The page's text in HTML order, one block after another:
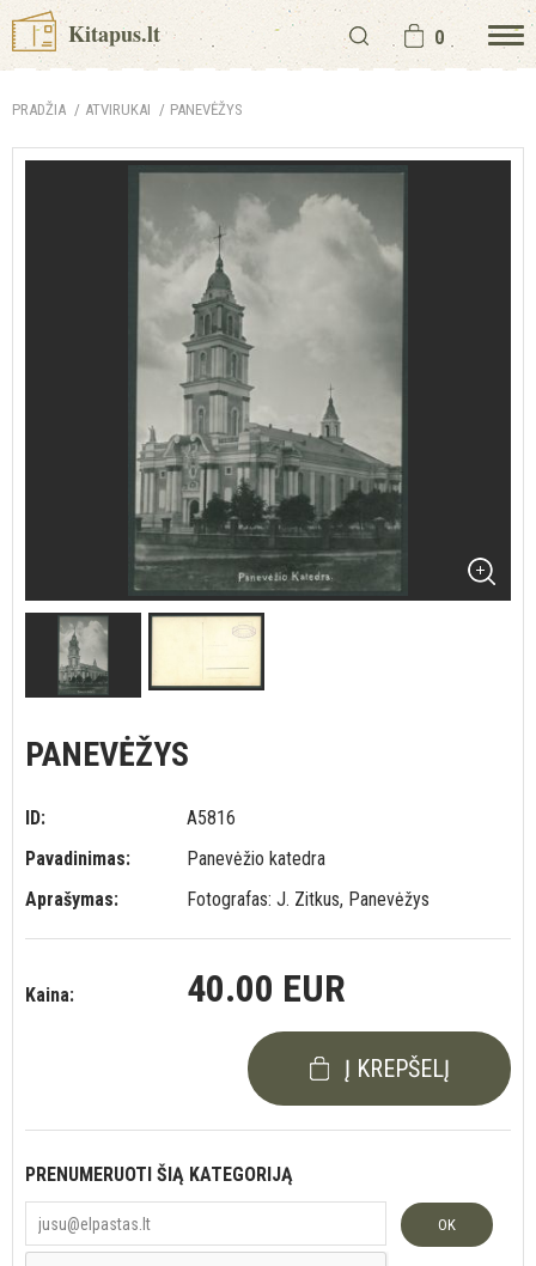
Kitapus.lt 0
PRADŽIA ATVIRUKAI PANEVĖŽYS
PANEVĖŽYS
ID:
A5816
Pavadinimas:
Panevėžio katedra
Aprašymas:
Fotografas: J. Zitkus, Panevėžys
Kaina: 40.00 EUR
Į KREPŠELĮ
PRENUMERUOTI ŠIĄ KATEGORIJĄ
OK